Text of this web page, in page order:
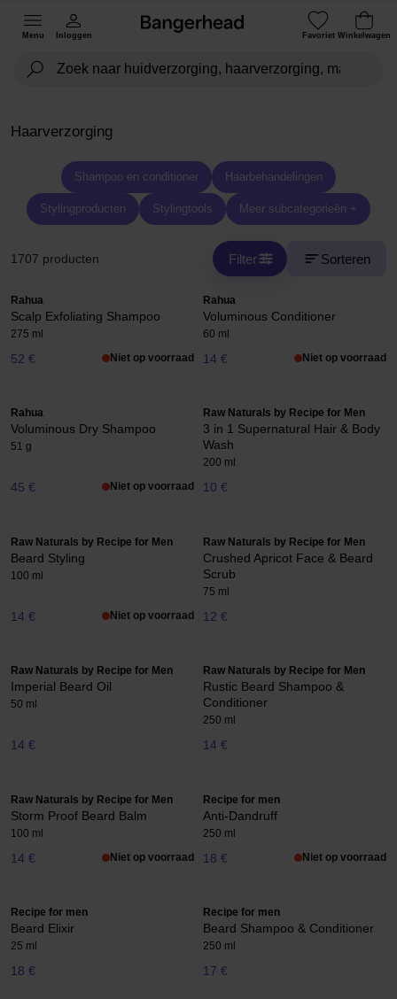
Menu Inloggen Favoriet Winkelwagen
Haarverzorging
Shampoo en conditioner Haarbehandelingen
Stylingproducten Stylingtools Meer subcategorieën +
1707 producten Filter Sorteren
Rahua
Scalp Exfoliating Shampoo
275 ml
52 € Niet op voorraad
Rahua
Voluminous Conditioner
60 ml
14 € Niet op voorraad
Rahua
Voluminous Dry Shampoo
51 g
45 € Niet op voorraad
Raw Naturals by Recipe for Men
3 in 1 Supernatural Hair & Body
Wash
200 ml
10 €
Raw Naturals by Recipe for Men
Beard Styling
100 ml
14 € Niet op voorraad
Raw Naturals by Recipe for Men
Crushed Apricot Face & Beard
Scrub
75 ml
12 €
Raw Naturals by Recipe for Men
Imperial Beard Oil
50 ml
14 €
Raw Naturals by Recipe for Men
Rustic Beard Shampoo &
Conditioner
250 ml
14 €
Raw Naturals by Recipe for Men
Storm Proof Beard Balm
100 ml
14 € Niet op voorraad
Recipe for men
Anti-Dandruff
250 ml
18 € Niet op voorraad
Recipe for men
Beard Elixir
25 ml
18 €
Recipe for men
Beard Shampoo & Conditioner
250 ml
17 €